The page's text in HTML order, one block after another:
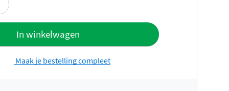
In winkelwagen
Maak je bestelling compleet